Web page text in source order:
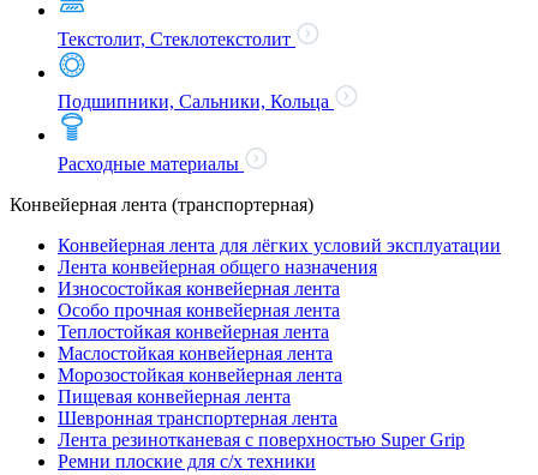
Текстолит, Стеклотекстолит
Подшипники, Сальники, Кольца
Расходные материалы
Конвейерная лента (транспортерная)
Конвейерная лента для лёгких условий эксплуатации
Лента конвейерная общего назначения
Износостойкая конвейерная лента
Особо прочная конвейерная лента
Теплостойкая конвейерная лента
Маслостойкая конвейерная лента
Морозостойкая конвейерная лента
Пищевая конвейерная лента
Шевронная транспортерная лента
Лента резинотканевая с поверхностью Super Grip
Ремни плоские для с/х техники